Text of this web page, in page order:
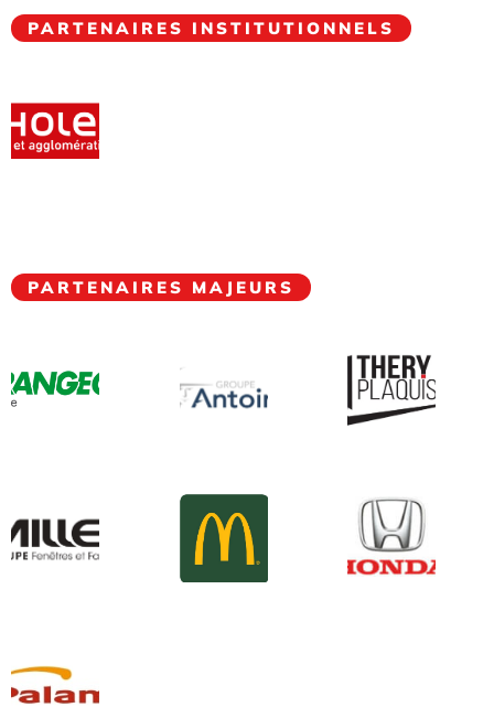
PARTENAIRES INSTITUTIONNELS
PARTENAIRES MAJEURS